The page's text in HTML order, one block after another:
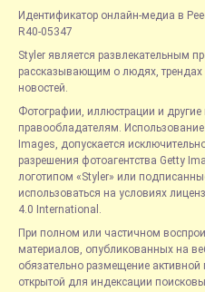
Идентификатор онлайн-медиа в
R40-05347
Styler является развлекательным
рассказывающим о людях, трендах
новостей.
Фотографии, иллюстрации и
правообладателям.
Images, допускается
разрешения фотоагентства Getty
логотипом «Styler» или
использоваться на условиях
4.0 International.
При полном или частичном
материалов, опубликованных на
обязательно размещение активной
открытой для индексации